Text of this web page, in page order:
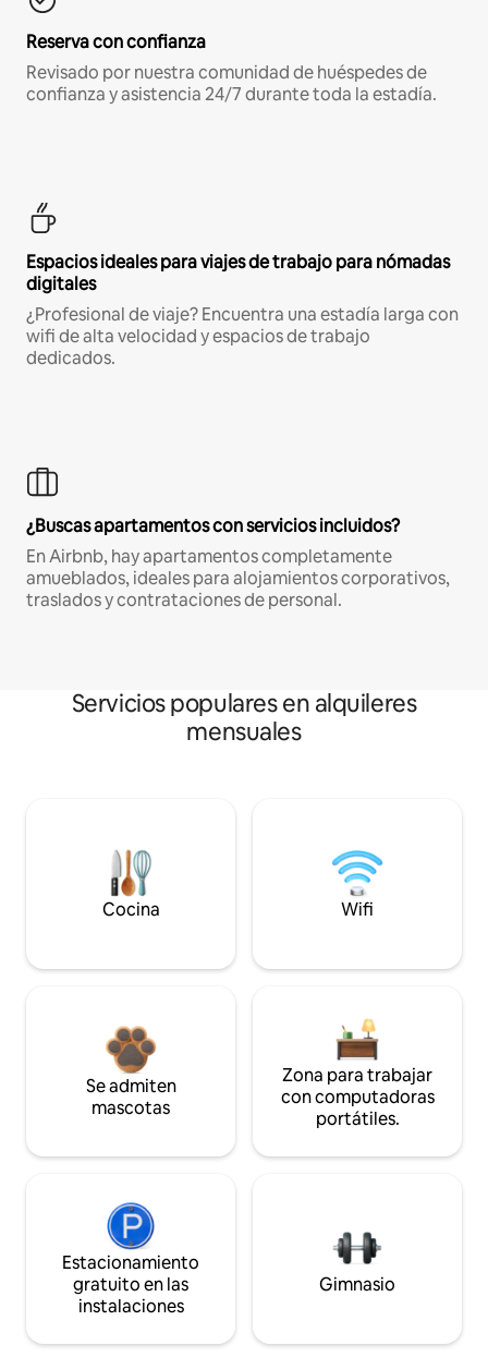
Reserva con confianza
Revisado por nuestra comunidad de huéspedes de
confianza y asistencia 24/7 durante toda la estadía.
Espacios ideales para viajes de trabajo para nómadas
digitales
¿Profesional de viaje? Encuentra una estadía larga con
wifi de alta velocidad y espacios de trabajo
dedicados.
¿Buscas apartamentos con servicios incluidos?
En Airbnb, hay apartamentos completamente
amueblados, ideales para alojamientos corporativos,
traslados y contrataciones de personal.
Servicios populares en alquileres
mensuales
Cocina Wifi
Se admiten
mascotas
Zona para trabajar
con computadoras
portátiles.
Estacionamiento
gratuito en las
instalaciones
Gimnasio